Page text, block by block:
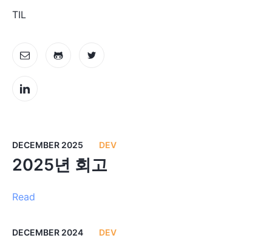
TIL
DECEMBER 2025 DEV
2025년 회고
Read
DECEMBER 2024 DEV